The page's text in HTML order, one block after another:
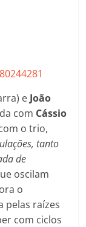
e João
com Cássio
o trio,
tanto
de
oscilam
o
pelas raízes
com ciclos